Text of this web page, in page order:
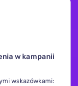
w kampanii
wskazówkami: